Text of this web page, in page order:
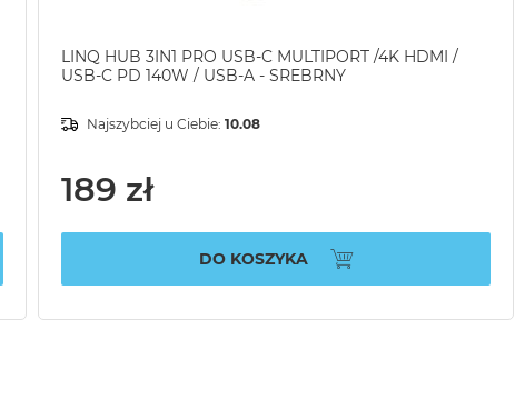
LINQ HUB 3IN1 PRO USB-C MULTIPORT /4K HDMI /
USB-C PD 140W / USB-A - SREBRNY
Najszybciej u Ciebie: 10.08
189 zł
DO KOSZYKA